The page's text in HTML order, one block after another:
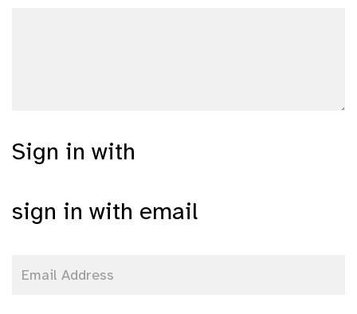
Sign in with
sign in with email